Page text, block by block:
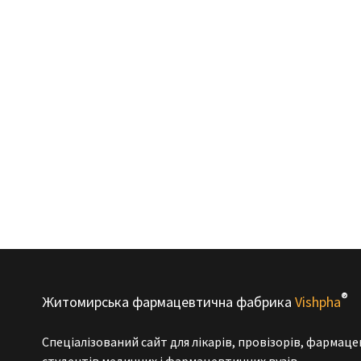
Житомирська фармацевтична фабрика Vishpha®
Спеціалізований сайт для лікарів, провізорів,